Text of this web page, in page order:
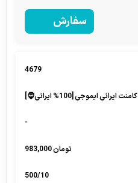
سفارش
4679
کامنت ایرانی ایموجی [100% ایرانی🧔]
-
تومان 983,000
500/10